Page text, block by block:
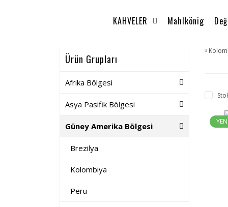
KAHVELER Mahlkönig
Ürün Grupları
Afrika Bölgesi
Asya Pasifik Bölgesi
Güney Amerika Bölgesi
Brezilya
Kolombiya
Peru